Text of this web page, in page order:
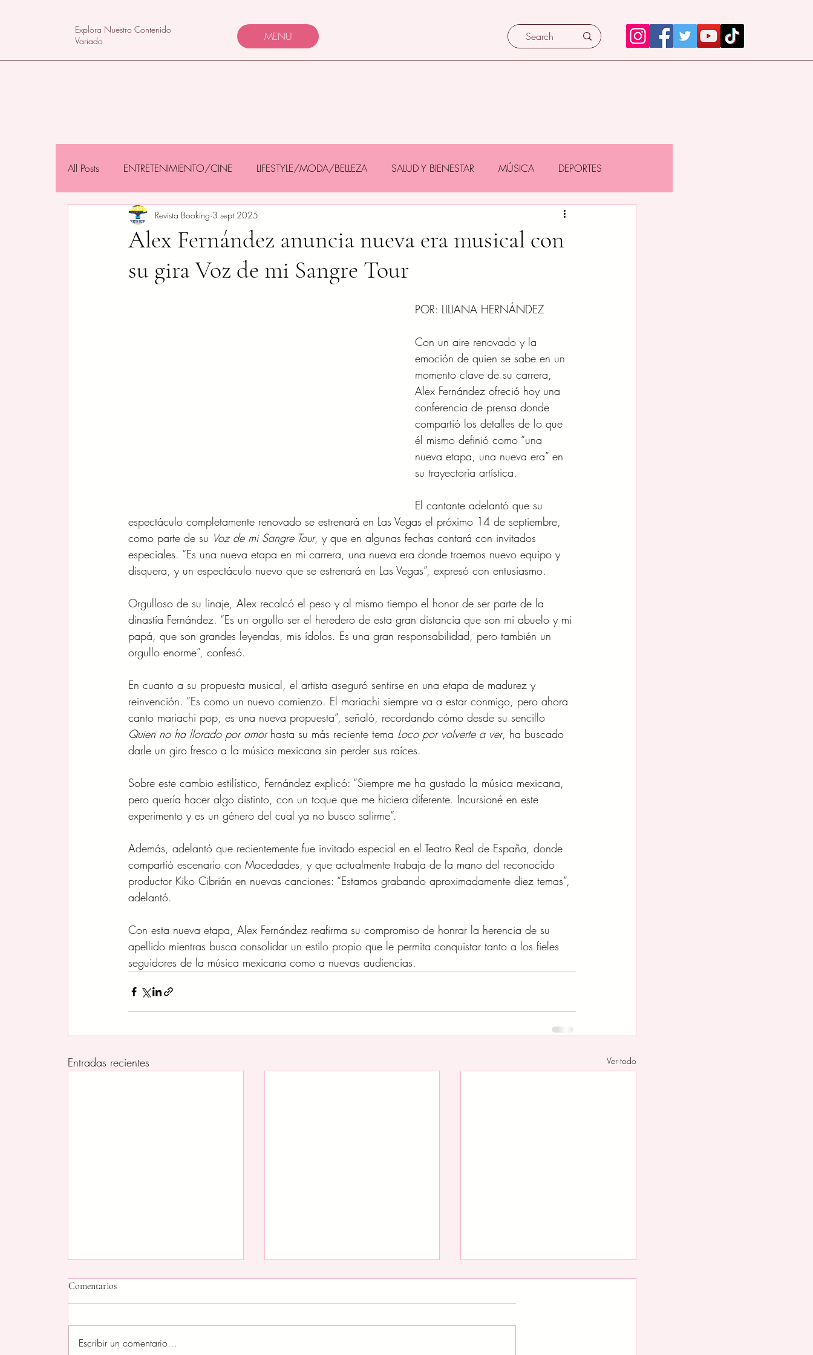
Explora Nuestro Contenido
Variado
MENU
All Posts ENTRETENIMIENTO/CINE LIFESTYLE/MODA/BELLEZA SALUD Y BIENESTAR MÚSICA DEPORTES
NEGOCIOS/TECNOLOGÍA MAMÁS Y BEBÉS
Alex Fernández anuncia nueva era musical con
su gira Voz de mi Sangre Tour
Revista Booking 3 sept 2025
POR: LILIANA HERNÁNDEZ
Con un aire renovado y la
emoción de quien se sabe en un
momento clave de su carrera,
Alex Fernández ofreció hoy una
conferencia de prensa donde
compartió los detalles de lo que
él mismo definió como “una
nueva etapa, una nueva era” en
su trayectoria artística.
El cantante adelantó que su
espectáculo completamente renovado se estrenará en Las Vegas el próximo 14 de septiembre,
como parte de su Voz de mi Sangre Tour, y que en algunas fechas contará con invitados
especiales. “Es una nueva etapa en mi carrera, una nueva era donde traemos nuevo equipo y
disquera, y un espectáculo nuevo que se estrenará en Las Vegas”, expresó con entusiasmo.
Orgulloso de su linaje, Alex recalcó el peso y al mismo tiempo el honor de ser parte de la
dinastía Fernández. “Es un orgullo ser el heredero de esta gran distancia que son mi abuelo y mi
papá, que son grandes leyendas, mis ídolos. Es una gran responsabilidad, pero también un
orgullo enorme”, confesó.
En cuanto a su propuesta musical, el artista aseguró sentirse en una etapa de madurez y
reinvención. “Es como un nuevo comienzo. El mariachi siempre va a estar conmigo, pero ahora
canto mariachi pop, es una nueva propuesta”, señaló, recordando cómo desde su sencillo
Quien no ha llorado por amor hasta su más reciente tema Loco por volverte a ver, ha buscado
darle un giro fresco a la música mexicana sin perder sus raíces.
Sobre este cambio estilístico, Fernández explicó: “Siempre me ha gustado la música mexicana,
pero quería hacer algo distinto, con un toque que me hiciera diferente. Incursioné en este
experimento y es un género del cual ya no busco salirme”.
Además, adelantó que recientemente fue invitado especial en el Teatro Real de España, donde
compartió escenario con Mocedades, y que actualmente trabaja de la mano del reconocido
productor Kiko Cibrián en nuevas canciones: “Estamos grabando aproximadamente diez temas”,
adelantó.
Con esta nueva etapa, Alex Fernández reafirma su compromiso de honrar la herencia de su
apellido mientras busca consolidar un estilo propio que le permita conquistar tanto a los fieles
seguidores de la música mexicana como a nuevas audiencias.
Entradas recientes Ver todo
Comentarios
Escribir un comentario...